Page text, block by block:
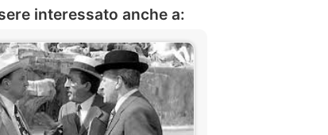
interessato anche a: